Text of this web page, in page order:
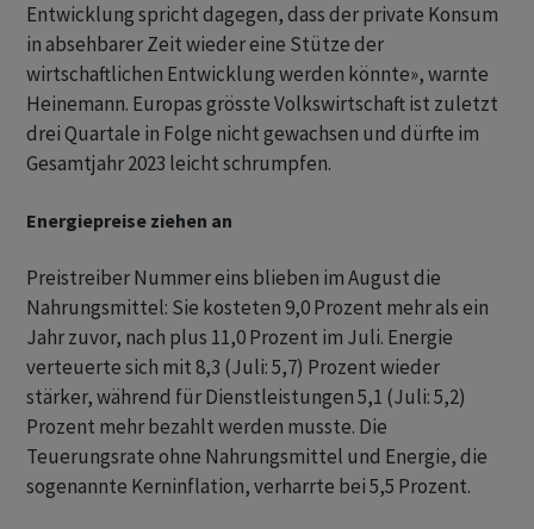
Entwicklung spricht dagegen, dass der private Konsum
in absehbarer Zeit wieder eine Stütze der
wirtschaftlichen Entwicklung werden könnte», warnte
Heinemann. Europas grösste Volkswirtschaft ist zuletzt
drei Quartale in Folge nicht gewachsen und dürfte im
Gesamtjahr 2023 leicht schrumpfen.
Energiepreise ziehen an
Preistreiber Nummer eins blieben im August die
Nahrungsmittel: Sie kosteten 9,0 Prozent mehr als ein
Jahr zuvor, nach plus 11,0 Prozent im Juli. Energie
verteuerte sich mit 8,3 (Juli: 5,7) Prozent wieder
stärker, während für Dienstleistungen 5,1 (Juli: 5,2)
Prozent mehr bezahlt werden musste. Die
Teuerungsrate ohne Nahrungsmittel und Energie, die
sogenannte Kerninflation, verharrte bei 5,5 Prozent.